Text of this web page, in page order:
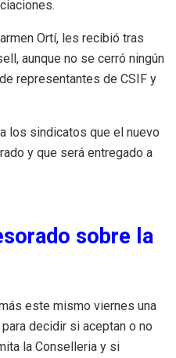
Ortí, les recibió tras
aunque no se cerró ningún
representantes de CSIF y
los sindicatos que el nuevo
y que será entregado a
sobre la
este mismo viernes una
decidir si aceptan o no
la Conselleria y si